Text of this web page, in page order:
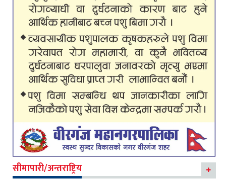
सीमापारी/अन्तराष्ट्रिय